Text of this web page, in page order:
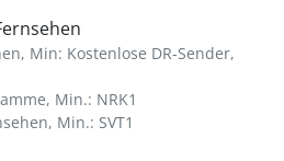
Min: Kostenlose DR-Sender,
Min.: NRK1
Min.: SVT1